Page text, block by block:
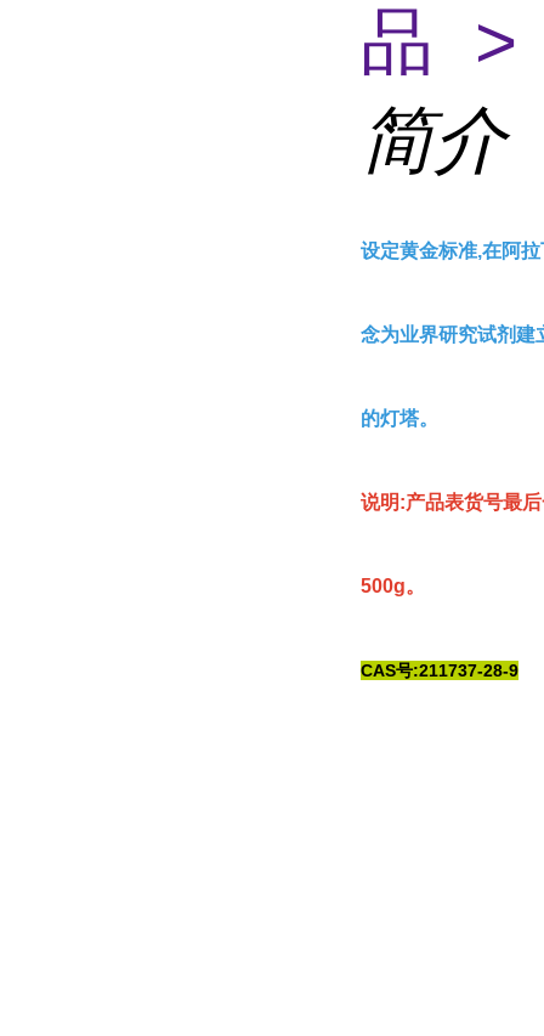
品 >
简介
设定黄金标准,在阿
念为业界研究试剂建
的灯塔。
说明:产品表货号最
500g。
CAS号:211737-28-9